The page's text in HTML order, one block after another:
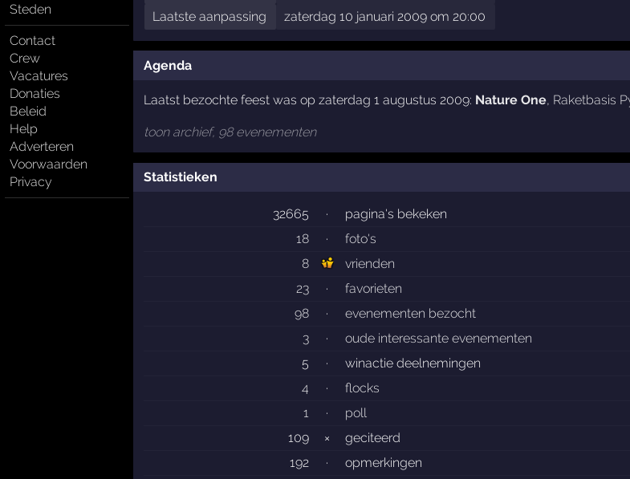
Steden
Contact
Crew
Vacatures
Donaties
Beleid
Help
Adverteren
Voorwaarden
Privacy
Laatste aanpassing
zaterdag 10 januari 2009 om 20:00
Agenda
Laatst bezochte feest was op zaterdag 1 augustus 2009: Nature One, Raketbasis
toon archief, 98 evenementen
Statistieken
32665 ·
pagina's bekeken
18
·
foto's
8
vrienden
23
·
favorieten
98
·
evenementen bezocht
3
·
oude interessante evenementen
5
·
winactie deelnemingen
4
·
flocks
1
·
poll
109
×
geciteerd
192
·
opmerkingen